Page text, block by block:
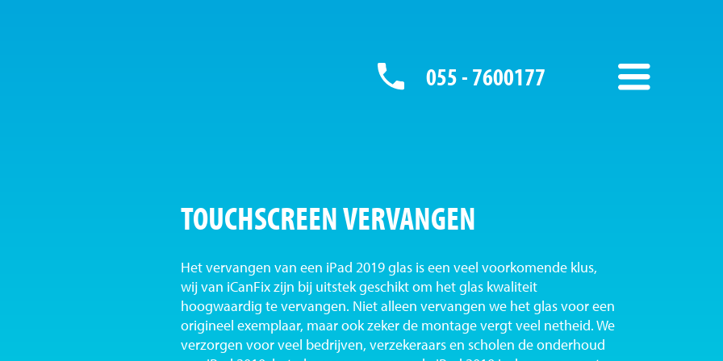
055 - 7600177
TOUCHSCREEN VERVANGEN
Het vervangen van een iPad 2019 glas is een veel voorkomende klus,
wij van iCanFix zijn bij uitstek geschikt om het glas kwaliteit
hoogwaardig te vervangen. Niet alleen vervangen we het glas voor een
origineel exemplaar, maar ook zeker de montage vergt veel netheid. We
verzorgen voor veel bedrijven, verzekeraars en scholen de onderhoud